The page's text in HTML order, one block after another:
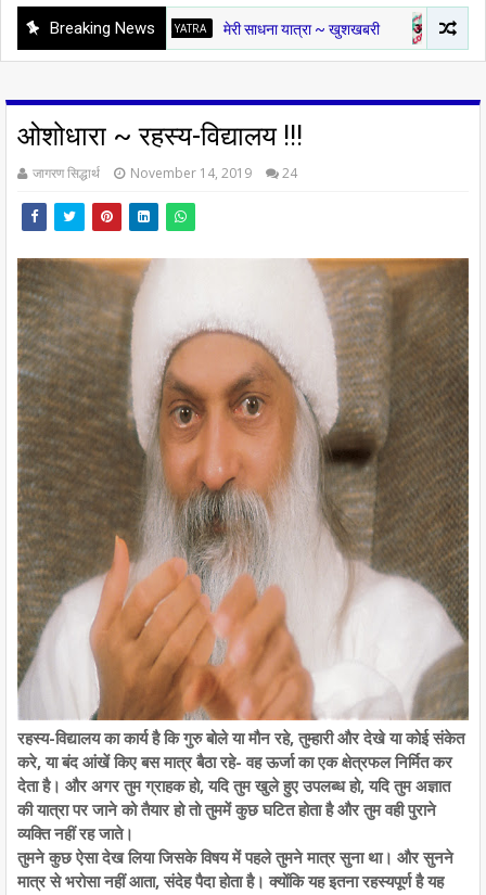
Breaking News
SADHANA YATRA मेरी साधना यात्रा ~ खुशखबरी OSHO KI PUKAR
ओशोधारा ~ रहस्य-विद्यालय !!!
जागरण सिद्धार्थ November 14, 2019 24
रहस्य-विद्यालय का कार्य है कि गुरु बोले या मौन रहे, तुम्हारी और देखे या कोई संकेत
करे, या बंद आंखें किए बस मात्र बैठा रहे- वह ऊर्जा का एक क्षेत्रफल निर्मित कर
देता है। और अगर तुम ग्राहक हो, यदि तुम खुले हुए उपलब्ध हो, यदि तुम अज्ञात
की यात्रा पर जाने को तैयार हो तो तुममें कुछ घटित होता है और तुम वही पुराने
व्यक्ति नहीं रह जाते।
तुमने कुछ ऐसा देख लिया जिसके विषय में पहले तुमने मात्र सुना था। और सुनने
मात्र से भरोसा नहीं आता, संदेह पैदा होता है। क्योंकि यह इतना रहस्यपूर्ण है यह